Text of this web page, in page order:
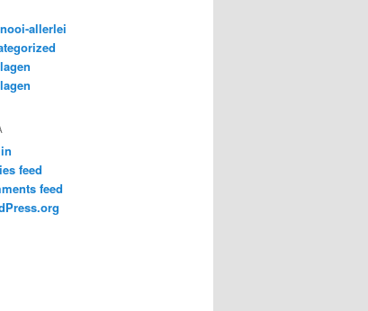
allerlei
feed
feed